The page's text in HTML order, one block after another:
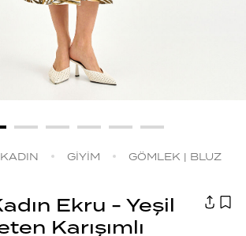
KADIN GİYİM GÖMLEK | BLUZ
Ekru - Yeşil
Karışımlı